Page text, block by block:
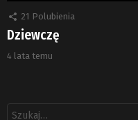
21 Polubienia
Dziewczę
4 lata temu